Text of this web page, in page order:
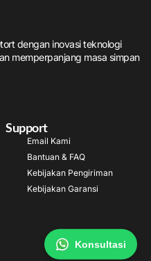
dengan inovasi teknologi
memperpanjang masa simpan
Support
Email Kami
Bantuan & FAQ
Kebijakan Pengiriman
Kebijakan Garansi
Konsultasi